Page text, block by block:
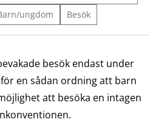
ungdom Besök
besök endast under
en sådan ordning att barn
att besöka en intagen